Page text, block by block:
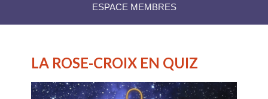
ESPACE MEMBRES
LA ROSE-CROIX EN QUIZ